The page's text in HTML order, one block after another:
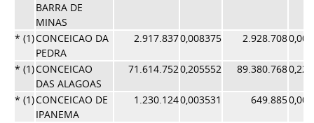
BARRA DE
MINAS
* (1)CONCEICAO DA
PEDRA
2.917.8370,008375 2.928.708
* (1)CONCEICAO
DAS ALAGOAS
71.614.7520,205552 89.380.768
* (1)CONCEICAO DE
IPANEMA
1.230.1240,003531 649.885